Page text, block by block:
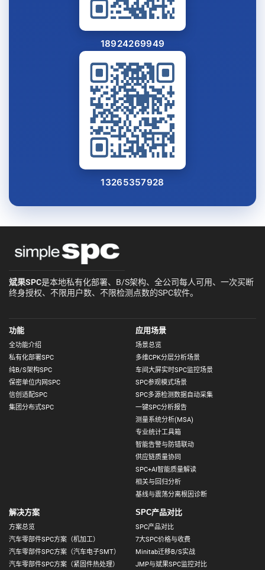
18924269949
13265357928
斌果SPC是本地私有化部署、B/S架构、全公司每人可用、一次买断
终身授权、不限用户数、不限检测点数的SPC软件。
功能
全功能介绍
私有化部署SPC
纯B/S架构SPC
保密单位内网SPC
信创适配SPC
集团分布式SPC
应用场景
场景总览
多维CPK分层分析场景
车间大屏实时SPC监控场景
SPC参观模式场景
SPC多源检测数据自动采集
一键SPC分析报告
测量系统分析(MSA)
专业统计工具箱
智能告警与防错联动
供应链质量协同
SPC+AI智能质量解读
相关与回归分析
基线与震荡分离根因诊断
解决方案
方案总览
汽车零部件SPC方案（机加工）
汽车零部件SPC方案（汽车电子SMT）
汽车零部件SPC方案（紧固件热处理）
SPC产品对比
SPC产品对比
7大SPC价格与收费
Minitab迁移B/S实战
JMP与斌果SPC监控对比